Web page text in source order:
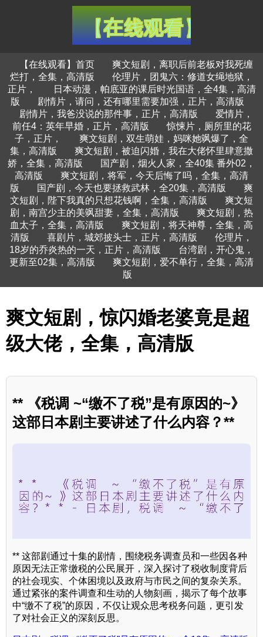
【在线观看】首页
爽文短剧，离职后前老板对我死缠
烂打，全集，高清版
伦理片，团鬼六：修道女绳地狱，
正片，
日本动漫，帕底亚的课后时光国语，全4集，高清
版
剧情片，请问，还有哪里需要加强，正片，高清版
剧情片，我爸没说的那件事，正片，高清版
爱情片，
前任4：英年早婚，正片，高清版
惊悚片，厕所里的花
子，正片，
爽文短剧，双生萌娃，妈咪她飒爆了，全
集，高清版
爽文短剧，被迫闪婚，我在大佬怀里肆意撒
娇，全集，高清版
国产剧，烟火人家，全40集 番外02，
高清版
爽文短剧，将军，今天后悔了吗，全集，高清
版
国产剧，今天也要拯救武林，全20集，高清版
爽
文短剧，陛下我真的只想花钱啊，全集，高清版
爽文短
剧，南宫少主的美飒甜妻，全集，高清版
爽文短剧，热
血太子，全集，高清版
爽文短剧，将天神尊，全集，高
清版
喜剧片，城郊披头士，正片，高清版
伦理片，
18岁的乔炎热的一天，正片，高清版
台湾剧，开心鬼，
更新至02集，高清版
爽文短剧，爱不单行，全集，高清
版
爽文短剧，惊闪婚老婆竟是超
级大佬，全集，高清版
** 《税调 ~“缴不了税”是有原因的~》
这部日本剧主要讲述了什么内容？**
** 这部剧通过十集的剧情，围绕税务调查员和一些因各种
原因无法正常缴税的公民展开，深入探讨了税收制度背后
的社会现实、个体困境以及政府与市民之间的复杂关系。
通过紧张的案件调查和生动的人物刻画，揭示了每个故事
中“缴不了税”的原因，不仅让观众思考税务问题，更引发
了对社会正义的深刻反思。